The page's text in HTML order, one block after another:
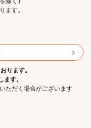
ます。
ります。
す。
ただく場合がございます